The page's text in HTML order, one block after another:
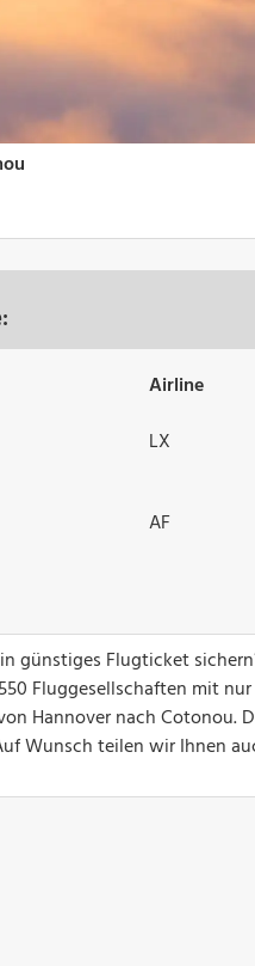
Airline
LX
AF
günstiges Flugticket
Fluggesellschaften mit
Hannover nach Cotonou.
Wunsch teilen wir Ihnen